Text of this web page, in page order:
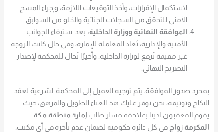
لاستكمال الإقرارات، وأخذ التوقيعات اللازمة، وإجراء المسح
الأمني للتحقق من السجلات الجنائية والخلو من السوابق.
الموافقة النهائية ووزارة الداخلية: بعد استيفاء الجوانب
الأمنية والإدارية، تُعاد المعاملة للإمارة، وفي حال كانت الزوجة
غير مقيمة تُرفع لوزارة الداخلية. وأخيرًا تُحال للمحكمة لإصدار
التصريح النهائي.
بمجرد صدور الموافقة، يتم توجيه العميل إلى المحكمة الشرعية لعقد
النكاح وتوثيقه، نحن نوفر عليك هذا العناء الطويل والمرهق، حيث
يقوم المعقبون لدينا بملاحقة مسار طلبإمارة منطقة مكة
المكرمة زواج في كل دائرة حكومية لضمان عدم تأخره في أي مكتب،